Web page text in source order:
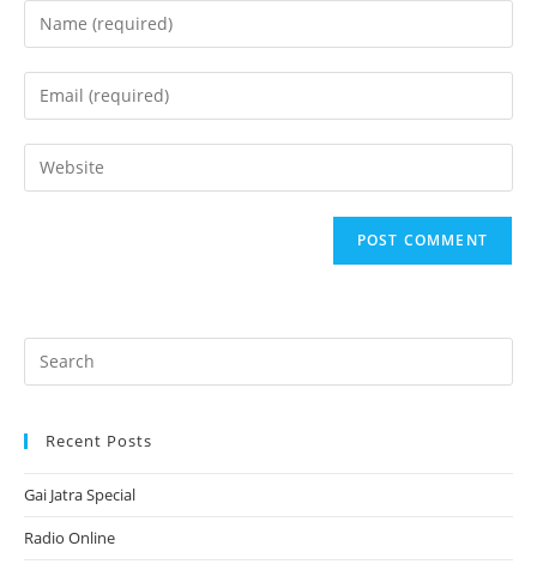
Enter
your
name
comment
Enter
your
email
address
Enter
your
Recent Posts
Gai Jatra Special
Radio Online